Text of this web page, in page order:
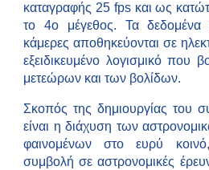
καταγραφής 25 fps και ως
το 4ο μέγεθος. Τα δεδομένα
κάμερες αποθηκεύονται σε
εξειδικευμένο λογισμικό που
μετεώρων και των βολίδων.
Σκοπός της δημιουργίας του
είναι η διάχυση των
φαινομένων στο ευρύ
συμβολή σε αστρονομικές